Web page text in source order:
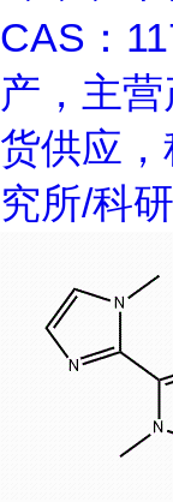
CAS：
产，主
货供应
究所/科